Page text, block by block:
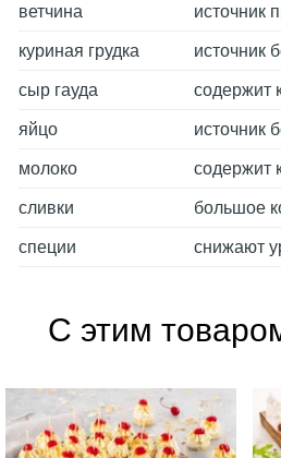
ветчина источник
куриная грудка источник
сыр гауда содержит
яйцо источник
молоко содержит
сливки большое
специи снижают
С этим